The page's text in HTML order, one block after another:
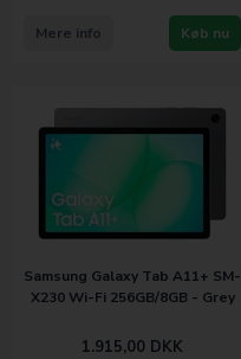
Køb nu
Mere info
Samsung Galaxy Tab A11+ SM-
X230 Wi-Fi 256GB/8GB - Grey
1.915,00 DKK